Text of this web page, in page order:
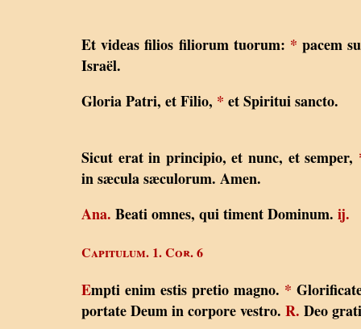
Et videas filios filiorum tuorum: * pacem
Israël.
Gloria Patri, et Filio, * et Spiritui sancto.
Sicut erat in principio, et nunc, et semper,
in sæcula sæculorum. Amen.
Ana. Beati omnes, qui timent Dominum. ij.
Capitulum. 1. Cor. 6
Empti enim estis pretio magno. *
portate Deum in corpore vestro. R. Deo